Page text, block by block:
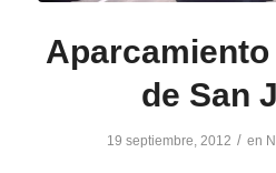
de San
19 septiembre, 2012 / en